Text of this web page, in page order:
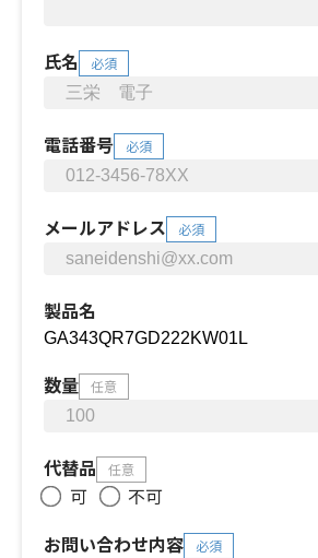
氏名 必須
電話番号 必須
メールアドレス 必須
製品名
数量 任意
代替品 任意
可
不可
お問い合わせ内容
必須